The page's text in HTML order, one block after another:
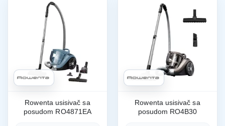
Rowenta usisivač sa
posudom RO4871EA
Rowenta usisivač sa
posudom RO4B30